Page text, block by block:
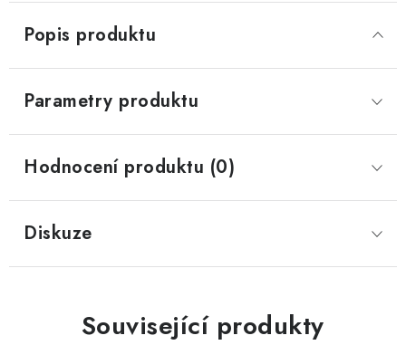
Popis produktu
Parametry produktu
Hodnocení produktu (0)
Diskuze
Související produkty